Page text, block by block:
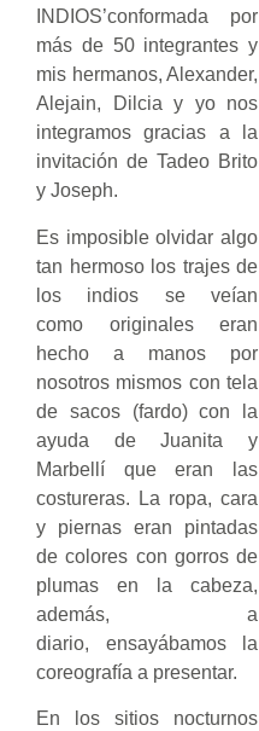
INDIOS’conformada por
más de 50 integrantes y
mis hermanos, Alexander,
Alejain, Dilcia y yo nos
integramos gracias a la
invitación de Tadeo Brito
y Joseph.
Es imposible olvidar algo
tan hermoso los trajes de
los indios se veían
como originales eran
hecho a manos por
nosotros mismos con tela
de sacos (fardo) con la
ayuda de Juanita y
Marbellí que eran las
costureras. La ropa, cara
y piernas eran pintadas
de colores con gorros de
plumas en la cabeza,
además, a
diario, ensayábamos la
coreografía a presentar.
En los sitios nocturnos